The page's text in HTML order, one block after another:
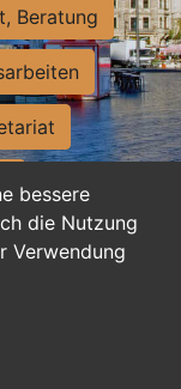
bessere
die Nutzung
Verwendung
Beratung